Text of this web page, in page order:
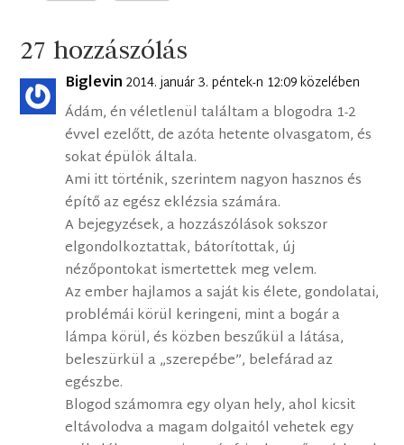
27 hozzászólás
Biglevin 2014. január 3. péntek-n 12:09 közelében
Ádám, én véletlenül találtam a blogodra 1-2
évvel ezelőtt, de azóta hetente olvasgatom, és
sokat épülök általa.
Ami itt történik, szerintem nagyon hasznos és
építő az egész eklézsia számára.
A bejegyzések, a hozzászólások sokszor
elgondolkoztattak, bátorítottak, új
nézőpontokat ismertettek meg velem.
Az ember hajlamos a saját kis élete, gondolatai,
problémái körül keringeni, mint a bogár a
lámpa körül, és közben beszűkül a látása,
beleszürkül a „szerepébe”, belefárad az
egészbe.
Blogod számomra egy olyan hely, ahol kicsit
eltávolodva a magam dolgaitól vehetek egy